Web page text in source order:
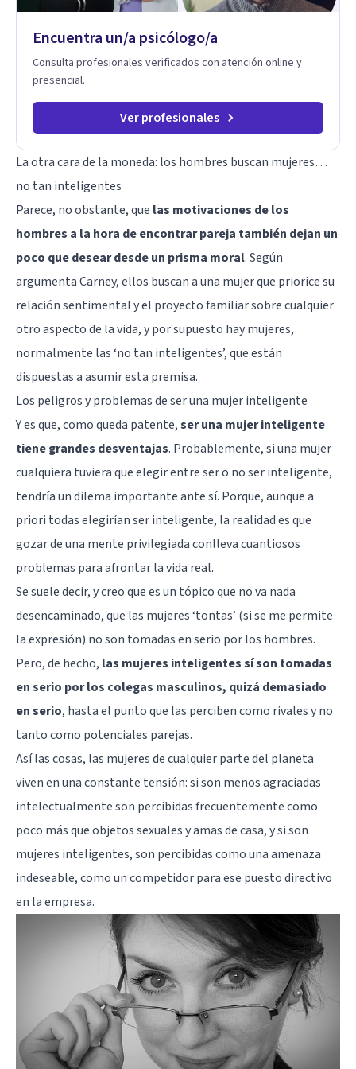
autoconciencia como un camino fundamental para la
auténtica y significativa.
Encuentra un/a psicólogo/a
Consulta profesionales verificados con atención online y
presencial.
Ver profesionales
La otra cara de la moneda: los hombres buscan mujeres…
no tan inteligentes
Parece, no obstante, que las motivaciones de los
hombres a la hora de encontrar pareja también dejan un
poco que desear desde un prisma moral. Según
argumenta Carney, ellos buscan a una mujer que priorice su
relación sentimental y el proyecto familiar sobre cualquier
otro aspecto de la vida, y por supuesto hay mujeres,
normalmente las ‘no tan inteligentes’, que están
dispuestas a asumir esta premisa.
Los peligros y problemas de ser una mujer inteligente
Y es que, como queda patente,ser una mujer inteligente
tiene grandes desventajas. Probablemente, si una mujer
cualquiera tuviera que elegir entre ser o no ser inteligente,
tendría un dilema importante ante sí. Porque, aunque a
priori todas elegirían ser inteligente, la realidad es que
gozar de una mente privilegiada conlleva cuantiosos
problemas para afrontar la vida real.
Se suele decir, y creo que es un tópico que no va nada
desencaminado, que las mujeres ‘tontas’ (si se me permite
la expresión) no son tomadas en serio por los hombres.
Pero, de hecho, las mujeres inteligentes sí son tomadas
en serio por los colegas masculinos, quizá demasiado
en serio, hasta el punto que las perciben como rivales y no
tanto como potenciales parejas.
Así las cosas, las mujeres de cualquier parte del planeta
viven en una constante tensión: si son menos agraciadas
intelectualmente son percibidas frecuentemente como
poco más que objetos sexuales y amas de casa, y si son
mujeres inteligentes, son percibidas como una amenaza
indeseable, como un competidor para ese puesto directivo
en la empresa.